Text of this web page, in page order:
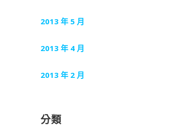
2013 年 5 月
2013 年 4 月
2013 年 2 月
分類